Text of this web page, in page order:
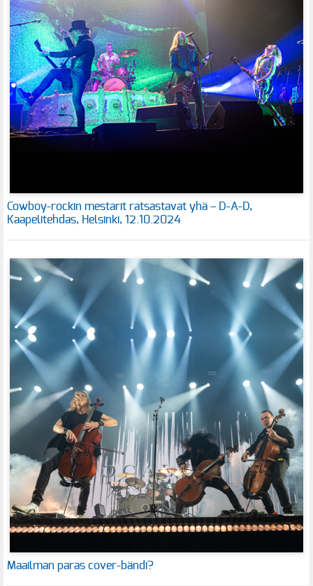
Cowboy-rockin mestarit ratsastavat yhä – D-A-D,
Kaapelitehdas, Helsinki, 12.10.2024
Maailman paras cover-bändi?